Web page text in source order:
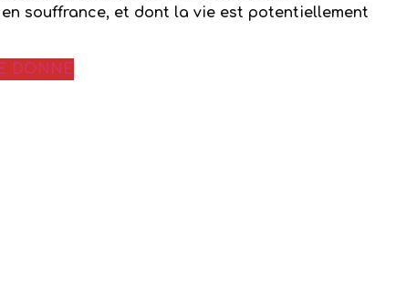
souffrance, et dont la vie est potentiellement
DONNE